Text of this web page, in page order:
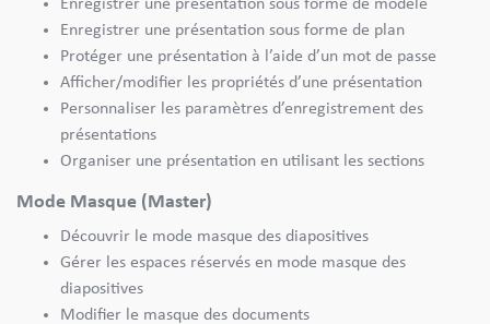
Enregistrer une présentation sous forme de plan
Protéger une présentation à l’aide d’un mot de passe
Afficher/modifier les propriétés d’une présentation
Personnaliser les paramètres d’enregistrement des
présentations
Organiser une présentation en utilisant les sections
Mode Masque (Master)
Découvrir le mode masque des diapositives
Gérer les espaces réservés en mode masque des
diapositives
Modifier le masque des documents